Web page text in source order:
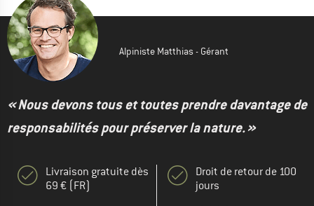
Alpiniste Matthias - Gérant
« Nous devons tous et toutes prendre davantage de
responsabilités pour préserver la nature. »
Livraison gratuite dès
69 € (FR)
Droit de retour de 100
jours